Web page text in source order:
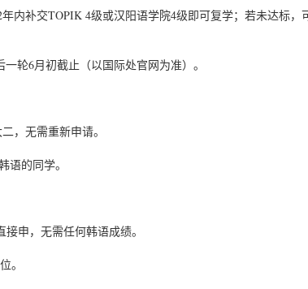
补交TOPIK 4级或汉阳语学院4级即可复学；若未达标，
轮6月初截止（以国际处官网为准）。
，无需重新申请。
的同学。
申，无需任何韩语成绩。
。